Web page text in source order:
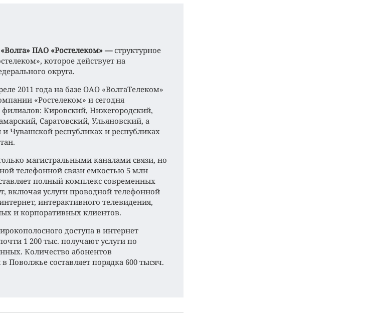
ПАО «Ростелеком» —структурное
которое действует на
округа.
2011 года на базе ОАО «ВолгаТелеком»
«Ростелеком» и сегодня
Кировский, Нижегородский,
Саратовский, Ульяновский, а
Чувашской республиках и республиках
магистральными каналами связи, но
телефонной связи емкостью 5 млн
полный комплекс современных
включая услуги проводной телефонной
интерактивного телевидения,
и корпоративных клиентов.
доступа в интернет
1 200 тыс. получают услуги по
Количество абонентов
Поволжье составляет порядка 600 тысяч.